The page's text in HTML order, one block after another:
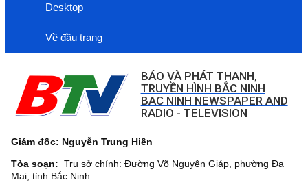
Desktop
Về đầu trang
BÁO VÀ PHÁT THANH,
TRUYỀN HÌNH BẮC NINH
BAC NINH NEWSPAPER AND
RADIO - TELEVISION
Giám đốc: Nguyễn Trung Hiền
Tòa soạn: Trụ sở chính: Đường Võ Nguyên Giáp, phường Đa
Mai, tỉnh Bắc Ninh.